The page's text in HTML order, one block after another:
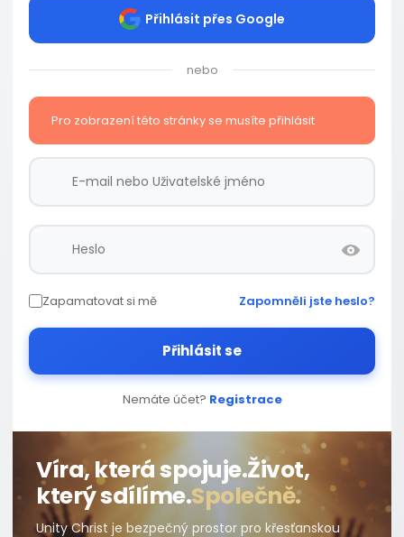
Přihlásit přes Google
nebo
Pro zobrazení této stránky se musíte přihlásit
Zapamatovat si mě Zapomněli jste heslo?
Přihlásit se
Nemáte účet? Registrace
Víra, která spojuje.Život,
který sdílíme.Společně.
Unity Christ je bezpečný prostor pro křesťanskou